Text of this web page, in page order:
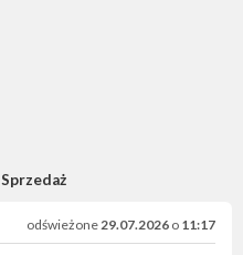
Sprzedaż
odświeżone29.07.2026 o 11:17